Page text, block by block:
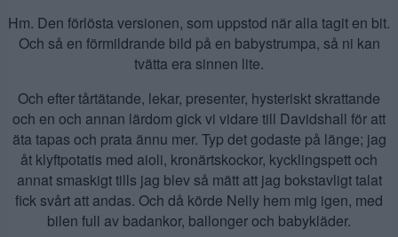
Hm. Den förlösta versionen, som uppstod när alla tagit en bit.
Och så en förmildrande bild på en babystrumpa, så ni kan
tvätta era sinnen lite.
Och efter tårtätande, lekar, presenter, hysteriskt skrattande
och en och annan lärdom gick vi vidare till Davidshall för att
äta tapas och prata ännu mer. Typ det godaste på länge; jag
åt klyftpotatis med aioli, kronärtskockor, kycklingspett och
annat smaskigt tills jag blev så mätt att jag bokstavligt talat
fick svårt att andas. Och då körde Nelly hem mig igen, med
bilen full av badankor, ballonger och babykläder.